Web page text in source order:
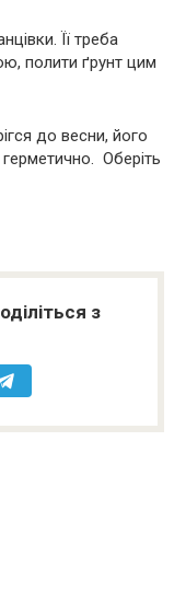
Її треба
полити ґрунт цим
до весни, його
Оберіть
з